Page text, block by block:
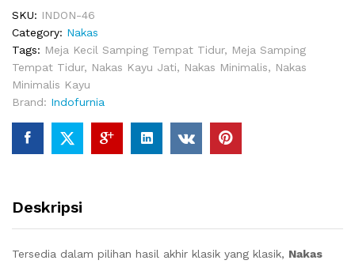
SKU: INDON-46
Category: Nakas
Tags: Meja Kecil Samping Tempat Tidur, Meja Samping
Tempat Tidur, Nakas Kayu Jati, Nakas Minimalis, Nakas
Minimalis Kayu
Brand: Indofurnia
Deskripsi
Tersedia dalam pilihan hasil akhir klasik yang klasik, Nakas